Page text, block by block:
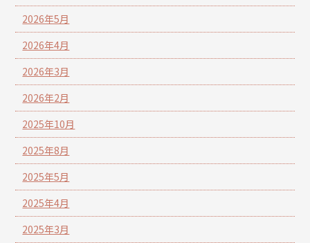
2026年5月
2026年4月
2026年3月
2026年2月
2025年10月
2025年8月
2025年5月
2025年4月
2025年3月